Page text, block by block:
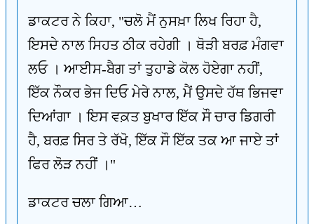
ਡਾਕਟਰ ਨੇ ਕਿਹਾ, "ਚਲੋ ਮੈਂ ਨੁਸਖ਼ਾ ਲਿਖ ਰਿਹਾ ਹੈ,
ਇਸਦੇ ਨਾਲ ਸਿਹਤ ਠੀਕ ਰਹੇਗੀ । ਥੋੜੀ ਬਰਫ਼ ਮੰਗਵਾ
ਲਓ । ਆਈਸ-ਬੈਗ ਤਾਂ ਤੁਹਾਡੇ ਕੋਲ ਹੋਏਗਾ ਨਹੀਂ,
ਇੱਕ ਨੌਕਰ ਭੇਜ ਦਿਓ ਮੇਰੇ ਨਾਲ, ਮੈਂ ਉਸਦੇ ਹੱਥ ਭਿਜਵਾ
ਦਿਆਂਗਾ । ਇਸ ਵਕ਼ਤ ਬੁਖਾਰ ਇੱਕ ਸੌ ਚਾਰ ਡਿਗਰੀ
ਹੈ, ਬਰਫ਼ ਸਿਰ ਤੇ ਰੱਖੋ, ਇੱਕ ਸੌ ਇੱਕ ਤਕ ਆ ਜਾਏ ਤਾਂ
ਫਿਰ ਲੋੜ ਨਹੀਂ ।"
ਡਾਕਟਰ ਚਲਾ ਗਿਆ…